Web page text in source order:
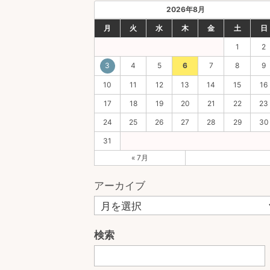
2026年8月
月 火 水 木 金 土 日
1 2
3 4 5 6 7 8 9
10 11 12 13 14 15 16
17 18 19 20 21 22 23
24 25 26 27 28 29 30
31
« 7月
アーカイブ
検索